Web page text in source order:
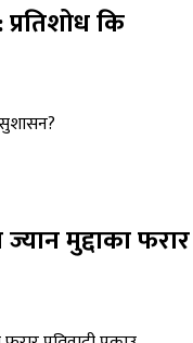
कि
मुद्दाका फरार